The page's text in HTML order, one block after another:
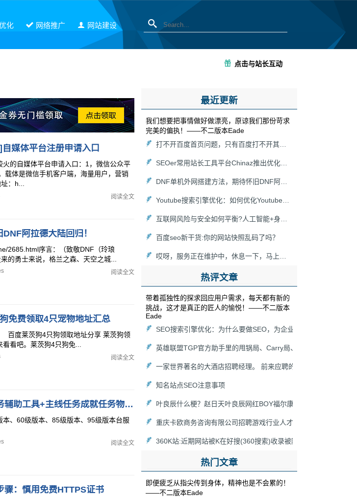
化 网络推广 网站建设
点击与站长互动
媒体平台注册申请入口
的自媒体平台申请入口：1，微信公众平
载体是微信手机客户端，海量用户，营销
：h...
阅读全文
阿拉德大陆回归！
2685.html序言：（致敬DNF（玲琅
的勇士来说，格兰之森、天空之城...
阅读全文
免费领取4只宠物地址汇总
度莱茨狗4只狗领取地址分享 莱茨狗领
看吧。莱茨狗4只狗免...
阅读全文
DNF台服DOF单机：一键完成任务辅助工具+主线任务成就任务物品邮件批量发送
60级版本、85级版本、95级版本台服
阅读全文
：慎用免费HTTPS证书
最近更新
我们想要把事情做好做漂亮，原谅我们那份苛求
完美的偏执！——不二版本Eade
打不开百度首页问题，只有百度打不开其他能打开怎么解决？
SEOer常用站长工具平台Chinaz推出优化关键词在线分析挖掘生成功能工具集
DNF单机外网搭建方法，期待怀旧DNF阿拉德大陆回归！
Youtube搜索引擎优化：如何优化Youtube搜索算法
互联网风险与安全如何平衡?人工智能+身份认证
百度seo新干货:你的网站快照乱码了吗？
哎呀，服务正在维护中，休息一下，马上回来！[新浪博客维护]
热评文章
带着孤独性的探求回应用户需求，每天都有新的
挑战，这才是真正的匠人的愉悦！——不二版本
Eade
SEO搜索引擎优化：为什么要做SEO，为企业能带来什么价值（
英雄联盟TGP官方助手里的甩锅局、Carry局、尽力局、浪输局是
一家世界著名的大酒店招聘经理。 前来应聘的人非常多，老板想
知名站点SEO注意事项
叶良辰什么梗？赵日天叶良辰网红BOY福尔康来袭！
重庆卡欧商务咨询有限公司招聘游戏行业人才
360K站:近期网站被K在好搜(360搜索)收录被降为0，网站被360K
热门文章
即便疲乏从指尖传到身体，精神也是不会累的！
——不二版本Eade